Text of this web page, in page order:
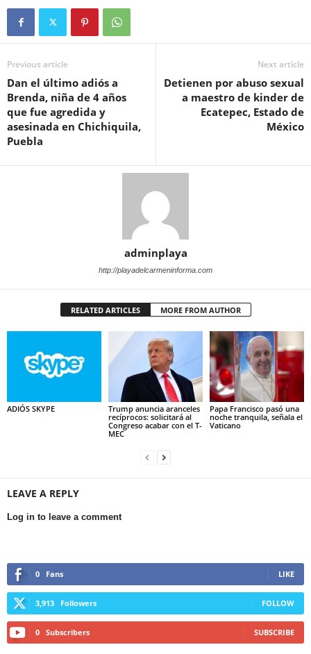
Previous article
Dan el último adiós a
Brenda, niña de 4 años
que fue agredida y
asesinada en Chichiquila,
Puebla
Next article
Detienen por abuso sexual
a maestro de kinder de
Ecatepec, Estado de
México
adminplaya
http://playadelcarmeninforma.com
RELATED ARTICLES MORE FROM AUTHOR
ADIÓS SKYPE
Trump anuncia aranceles
recíprocos: solicitará al
Congreso acabar con el T-
MEC
Papa Francisco pasó una
noche tranquila, señala el
Vaticano
LEAVE A REPLY
Log in to leave a comment
0 Fans LIKE
3,913 Followers FOLLOW
0 Subscribers SUBSCRIBE